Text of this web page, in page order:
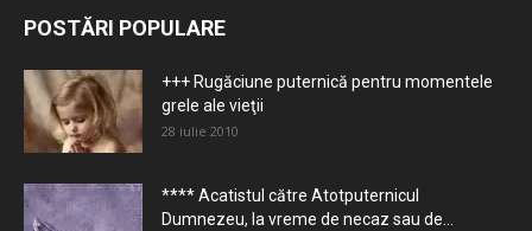
POSTĂRI POPULARE
+++ Rugăciune puternică pentru momentele
grele ale vieţii
28 iulie 2010
**** Acatistul către Atotputernicul
Dumnezeu, la vreme de necaz sau de...